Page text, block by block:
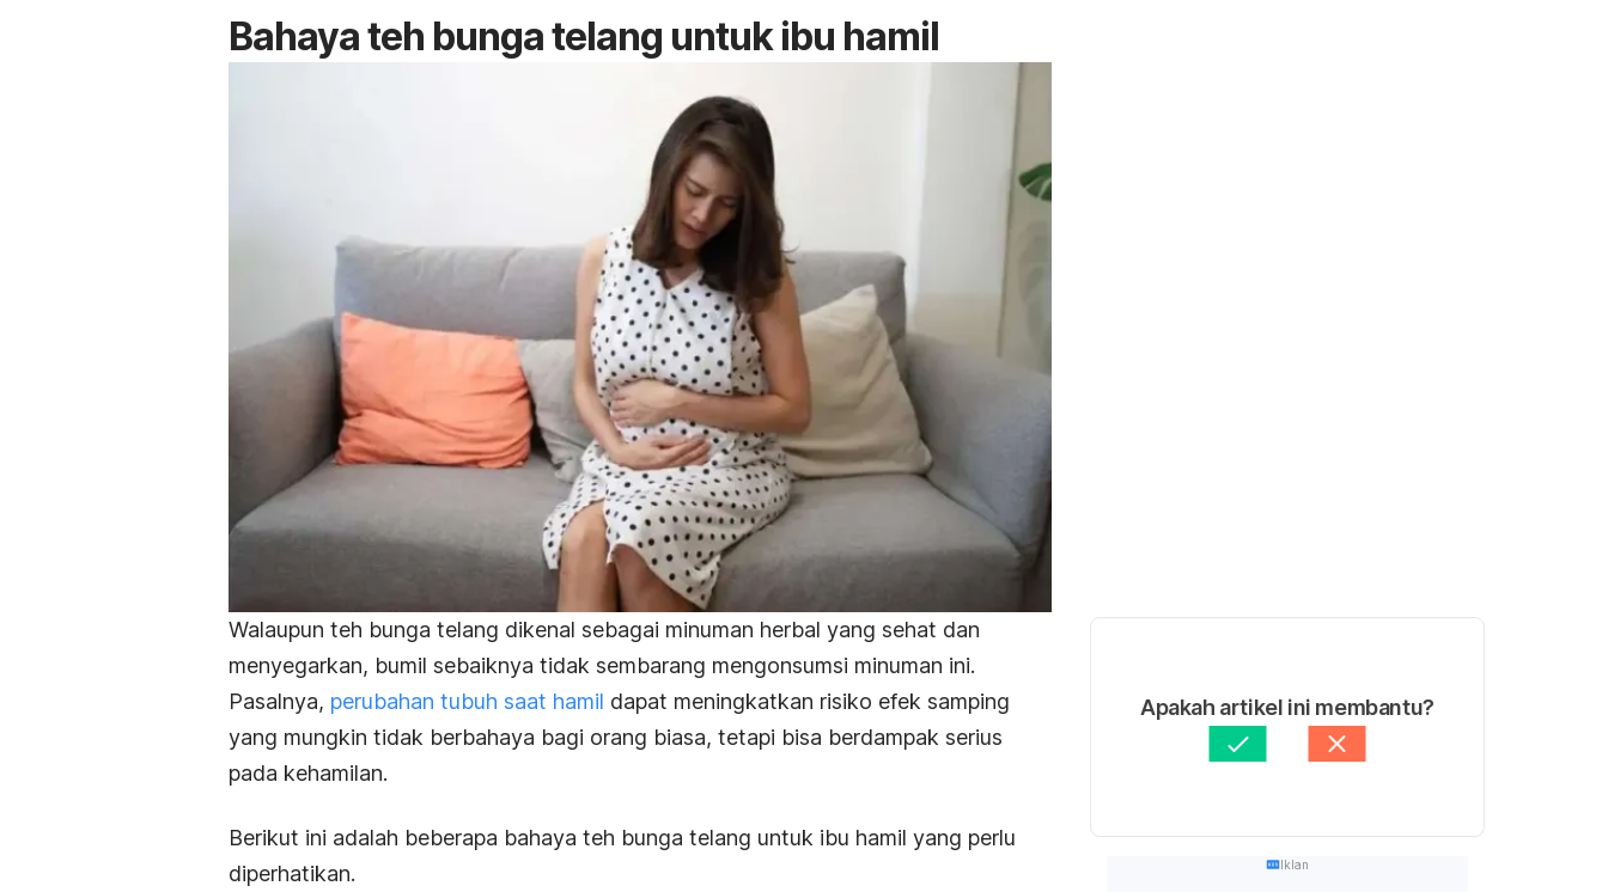
Bahaya teh bunga telang untuk ibu hamil
Walaupun teh bunga telang dikenal sebagai minuman herbal yang sehat dan
menyegarkan, bumil sebaiknya tidak sembarang mengonsumsi minuman ini.
Pasalnya, perubahan tubuh saat hamil dapat meningkatkan risiko efek samping
yang mungkin tidak berbahaya bagi orang biasa, tetapi bisa berdampak serius
pada kehamilan.
Berikut ini adalah beberapa bahaya teh bunga telang untuk ibu hamil yang perlu
diperhatikan.
Apakah artikel ini membantu?
Iklan